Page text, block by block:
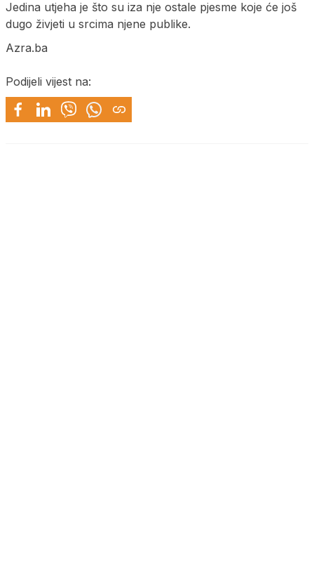
Jedina utjeha je što su iza nje ostale pjesme koje će još
dugo živjeti u srcima njene publike.
Azra.ba
Podijeli vijest na: